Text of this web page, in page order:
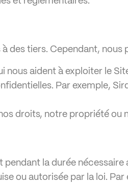
des tiers. Cependant,
nous aident à exploiter le
Par exemple,
droits, notre propriété ou
la durée
ou autorisée par la loi. Par